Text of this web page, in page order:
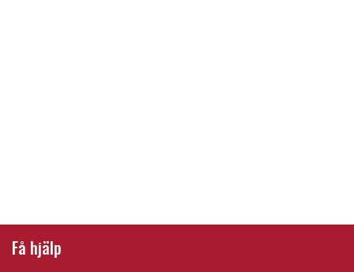
Få hjälp